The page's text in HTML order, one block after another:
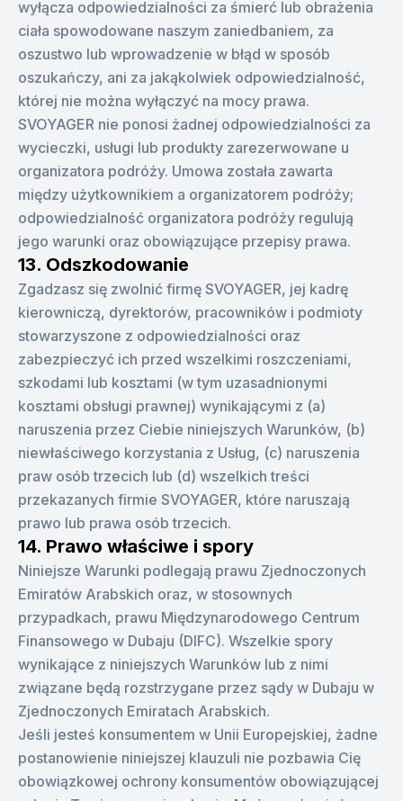
wyłącza odpowiedzialności za śmierć lub obrażenia
ciała spowodowane naszym zaniedbaniem, za
oszustwo lub wprowadzenie w błąd w sposób
oszukańczy, ani za jakąkolwiek odpowiedzialność,
której nie można wyłączyć na mocy prawa.
SVOYAGER nie ponosi żadnej odpowiedzialności za
wycieczki, usługi lub produkty zarezerwowane u
organizatora podróży. Umowa została zawarta
między użytkownikiem a organizatorem podróży;
odpowiedzialność organizatora podróży regulują
jego warunki oraz obowiązujące przepisy prawa.
13. Odszkodowanie
Zgadzasz się zwolnić firmę SVOYAGER, jej kadrę
kierowniczą, dyrektorów, pracowników i podmioty
stowarzyszone z odpowiedzialności oraz
zabezpieczyć ich przed wszelkimi roszczeniami,
szkodami lub kosztami (w tym uzasadnionymi
kosztami obsługi prawnej) wynikającymi z (a)
naruszenia przez Ciebie niniejszych Warunków, (b)
niewłaściwego korzystania z Usług, (c) naruszenia
praw osób trzecich lub (d) wszelkich treści
przekazanych firmie SVOYAGER, które naruszają
prawo lub prawa osób trzecich.
14. Prawo właściwe i spory
Niniejsze Warunki podlegają prawu Zjednoczonych
Emiratów Arabskich oraz, w stosownych
przypadkach, prawu Międzynarodowego Centrum
Finansowego w Dubaju (DIFC). Wszelkie spory
wynikające z niniejszych Warunków lub z nimi
związane będą rozstrzygane przez sądy w Dubaju w
Zjednoczonych Emiratach Arabskich.
Jeśli jesteś konsumentem w Unii Europejskiej, żadne
postanowienie niniejszej klauzuli nie pozbawia Cię
obowiązkowej ochrony konsumentów obowiązującej